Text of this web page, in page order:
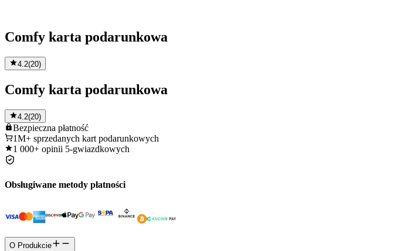
Comfy karta podarunkowa
4.2(20)
Comfy karta podarunkowa
4.2(20)
Bezpieczna płatność
1M+ sprzedanych kart podarunkowych
1 000+ opinii 5-gwiazdkowych
Obsługiwane metody płatności
O Produkcie